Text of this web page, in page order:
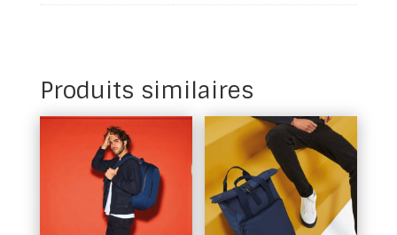
Produits similaires